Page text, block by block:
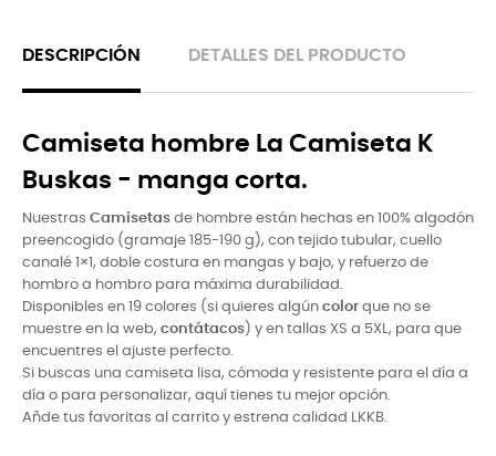
DESCRIPCIÓN DETALLES DEL PRODUCTO
Camiseta hombre La Camiseta K
Buskas - manga corta.
Nuestras Camisetas de hombre están hechas en 100% algodón
preencogido (gramaje 185-190 g), con tejido tubular, cuello
canalé 1×1, doble costura en mangas y bajo, y refuerzo de
hombro a hombro para máxima durabilidad.
Disponibles en 19 colores (si quieres algún color que no se
muestre en la web, contátacos) y en tallas XS a 5XL, para que
encuentres el ajuste perfecto.
Si buscas una camiseta lisa, cómoda y resistente para el dí­a a
dí­a o para personalizar, aquí­ tienes tu mejor opción.
Añde tus favoritas al carrito y estrena calidad LKKB.